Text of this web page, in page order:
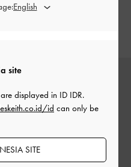
site
displayed in ID IDR.
id can only be
SITE